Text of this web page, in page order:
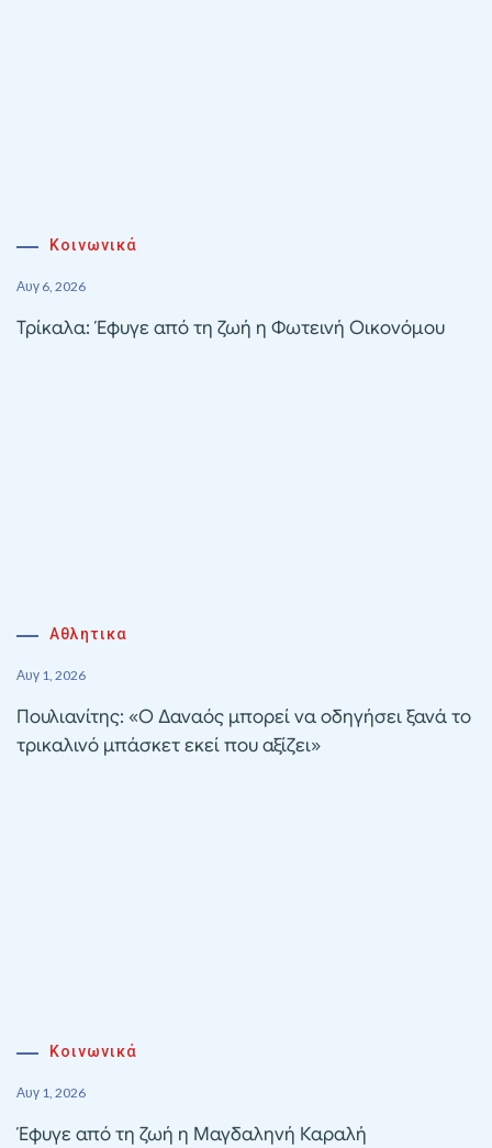
Κοινωνικά
Αυγ 6, 2026
Τρίκαλα: Έφυγε από τη ζωή η Φωτεινή Οικονόμου
Αθλητικα
Αυγ 1, 2026
Πουλιανίτης: «Ο Δαναός μπορεί να οδηγήσει ξανά το
τρικαλινό μπάσκετ εκεί που αξίζει»
Κοινωνικά
Αυγ 1, 2026
Έφυγε από τη ζωή η Μαγδαληνή Καραλή